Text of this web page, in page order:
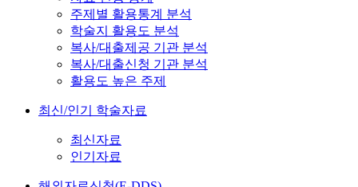
주제별 활용통계 분석
학술지 활용도 분석
복사/대출제공 기관 분석
복사/대출신청 기관 분석
활용도 높은 주제
최신/인기 학술자료
최신자료
인기자료